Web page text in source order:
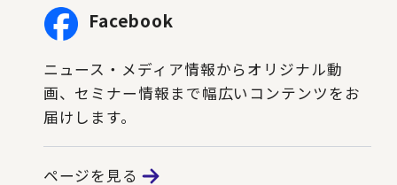
Facebook
ニュース・メディア情報からオリジナル動
画、セミナー情報まで幅広いコンテンツをお
届けします。
ページを見る